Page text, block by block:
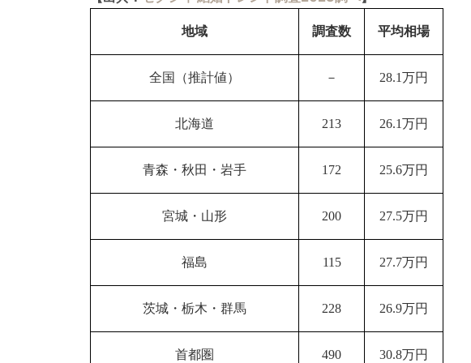
地域 調査数 平均相場
全国（推計値） － 28.1万円
北海道 213 26.1万円
青森・秋田・岩手 172 25.6万円
宮城・山形 200 27.5万円
福島 115 27.7万円
茨城・栃木・群馬 228 26.9万円
首都圏 490 30.8万円